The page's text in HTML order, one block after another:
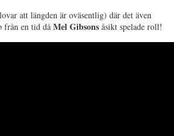
att längden är oväsentlig) där det även
från en tid då Mel Gibsons åsikt spelade roll!